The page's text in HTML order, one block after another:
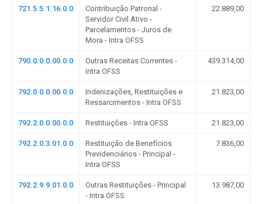
721.5.5.1.16.0.0
Contribuição Patronal -
Servidor Civil Ativo -
Parcelamentos - Juros de
Mora - Intra OFSS
22.889,00
790.0.0.0.00.0.0
Outras Receitas Correntes -
Intra OFSS
439.314,00
792.0.0.0.00.0.0
Indenizações, Restituições e
Ressarcimentos - Intra OFSS
21.823,00
792.2.0.0.00.0.0 Restituições - Intra OFSS 21.823,00
792.2.0.3.01.0.0
Restituição de Benefícios
Previdenciários - Principal -
Intra OFSS
7.836,00
792.2.9.9.01.0.0
Outras Restituições - Principal
- Intra OFSS
13.987,00